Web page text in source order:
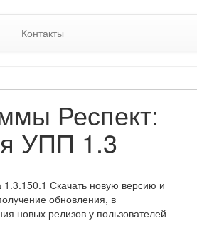
Контакты
Респект:
УПП 1.3
Скачать новую версию и
обновления, в
новых релизов у пользователей